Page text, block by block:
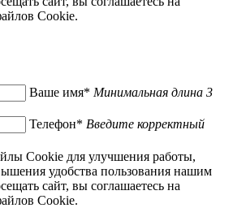
Cookie.
Ваше имя* Минимальная длина 3
Телефон* Введите корректный
Cookie для улучшения работы,
удобства пользования нашим
сайт, вы соглашаетесь на
Cookie.